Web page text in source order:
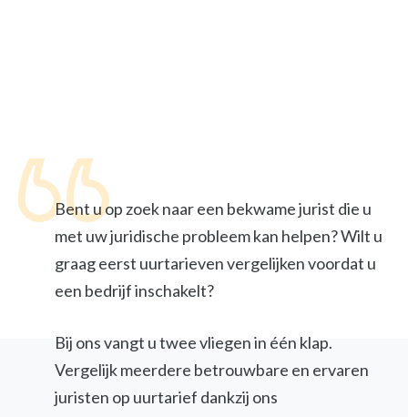
Bent u op zoek naar een bekwame jurist die u
met uw juridische probleem kan helpen? Wilt u
graag eerst uurtarieven vergelijken voordat u
een bedrijf inschakelt?
Bij ons vangt u twee vliegen in één klap.
Vergelijk meerdere betrouwbare en ervaren
juristen op uurtarief dankzij ons